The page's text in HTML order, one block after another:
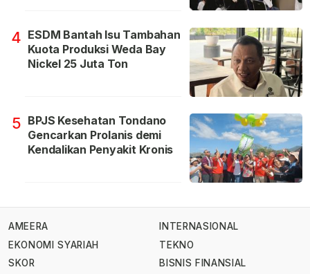
4 ESDM Bantah Isu Tambahan
Kuota Produksi Weda Bay
Nickel 25 Juta Ton
5 BPJS Kesehatan Tondano
Gencarkan Prolanis demi
Kendalikan Penyakit Kronis
AMEERA
EKONOMI SYARIAH
SKOR
INTERNASIONAL
TEKNO
BISNIS FINANSIAL